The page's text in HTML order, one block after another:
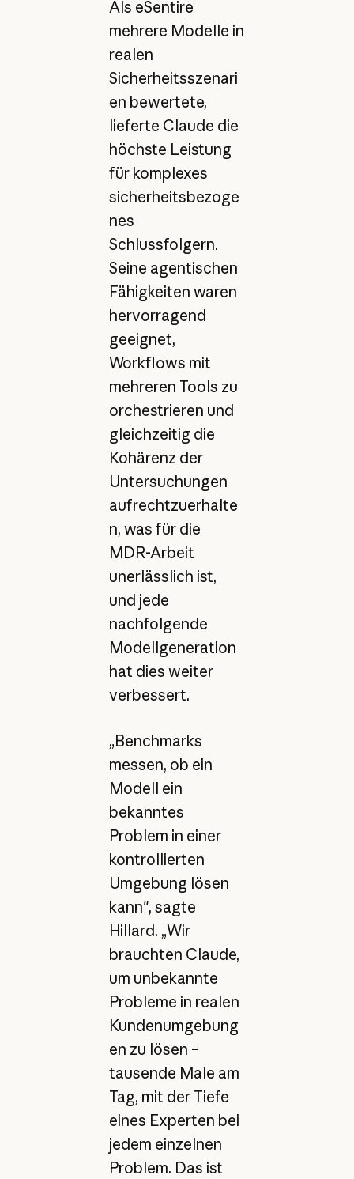
Als eSentire
mehrere Modelle in
realen
Sicherheitsszenari
en bewertete,
lieferte Claude die
höchste Leistung
für komplexes
sicherheitsbezoge
nes
Schlussfolgern.
Seine agentischen
Fähigkeiten waren
hervorragend
geeignet,
Workflows mit
mehreren Tools zu
orchestrieren und
gleichzeitig die
Kohärenz der
Untersuchungen
aufrechtzuerhalte
n, was für die
MDR-Arbeit
unerlässlich ist,
und jede
nachfolgende
Modellgeneration
hat dies weiter
verbessert.
„Benchmarks
messen, ob ein
Modell ein
bekanntes
Problem in einer
kontrollierten
Umgebung lösen
kann", sagte
Hillard. „Wir
brauchten Claude,
um unbekannte
Probleme in realen
Kundenumgebung
en zu lösen –
tausende Male am
Tag, mit der Tiefe
eines Experten bei
jedem einzelnen
Problem. Das ist